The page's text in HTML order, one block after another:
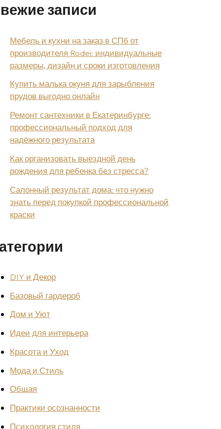
записи
Мебель и кухни на заказ в СПб от
производителя Rodei: индивидуальные
размеры, дизайн и сроки изготовления
Купить малька окуня для зарыбления
прудов выгодно онлайн
Ремонт сантехники в Екатеринбурге:
профессиональный подход для
надёжного результата
Как организовать выездной день
рождения для ребенка без стресса?
Салонный результат дома: что нужно
знать перед покупкой профессиональной
краски
DIY и Декор
Базовый гардероб
Дом и Уют
Идеи для интерьера
Красота и Уход
Мода и Стиль
Общая
Практики осознанности
Психология стиля